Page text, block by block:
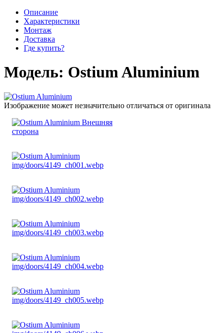
Описание
Характеристики
Монтаж
Доставка
Где купить?
Модель: Ostium Aluminium
Изображение может незначительно отличаться от оригинала